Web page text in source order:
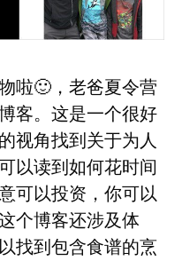
啦🙂，老爸夏令营
客。这是一个很好
视角找到关于为人
以读到如何花时间
可以投资，你可以
个博客还涉及体
找到包含食谱的烹